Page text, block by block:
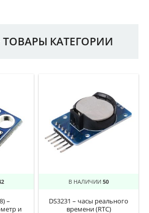
ТОВАРЫ КАТЕГОРИИ
–
и
В НАЛИЧИИ 50
DS3231 – часы реального
времени (RTC)